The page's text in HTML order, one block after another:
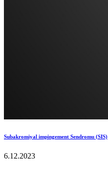
Subakromiyal impingement Sendromu (SIS)
6.12.2023